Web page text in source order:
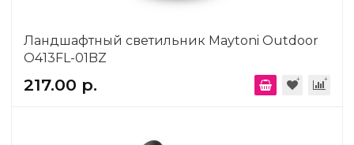
Ландшафтный светильник Maytoni Outdoor
O413FL-01BZ
217.00 р.